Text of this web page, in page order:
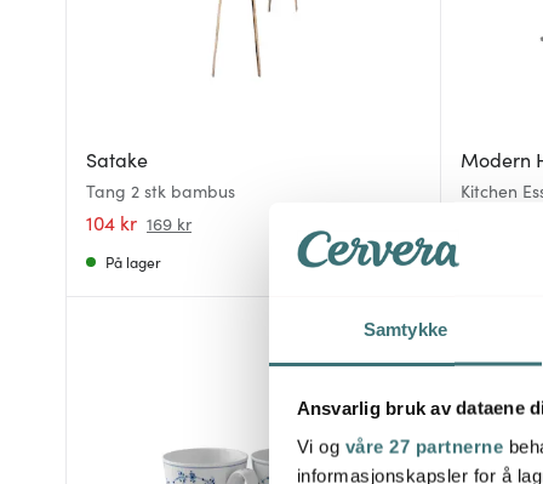
Samtykke
Ansvarlig bruk av dataene
Vi og våre 27 partnerne
informasjonskapsler for å
Satake
Tang 2 stk bambus
104 kr 169 kr
På lager
Modern
Kitchen
40%